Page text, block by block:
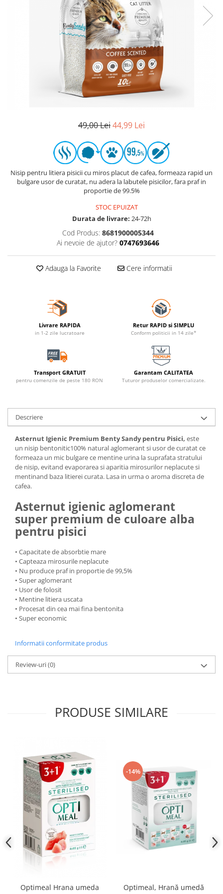
49,00 Lei44,99 Lei
Nisip pentru litiera pisicii cu miros placut de cafea, formeaza rapid un
bulgare usor de curatat, nu adera la labutele pisicilor, fara praf in
proportie de 99.5%
STOC EPUIZAT
Durata de livrare: 24-72h
Cod Produs: 8681900005344
Ai nevoie de ajutor? 0747693646
Adauga la Favorite Cere informatii
Livrare RAPIDA
in 1-2 zile lucratoare
Retur RAPID si SIMPLU
Conform politicii in 14 zile*
Transport GRATUIT
pentru comenzile de peste 180 RON
Garantam CALITATEA
Tuturor produselor comercializate.
Descriere
Asternut Igienic Premium Benty Sandy pentru Pisici, este
un nisip bentonitic100% natural aglomerant si usor de curatat ce
formeaza un mic bulgare ce mentine urina la suprafata stratului
de nisip, evitand evaporarea si aparitia mirosurilor neplacute si
mentinand baza litierei curata. Lasa in urma o aroma discreta de
cafea.
Asternut igienic aglomerant
super premium de culoare alba
pentru pisici
• Capacitate de absorbtie mare
• Capteaza mirosurile neplacute
• Nu produce praf in proportie de 99,5%
• Super aglomerant
• Usor de folosit
• Mentine litiera uscata
• Procesat din cea mai fina bentonita
• Super economic
Informatii conformitate produs
Review-uri(0)
PRODUSE SIMILARE
Optimeal Hrana umeda
-14%
Optimeal, Hrană umedă